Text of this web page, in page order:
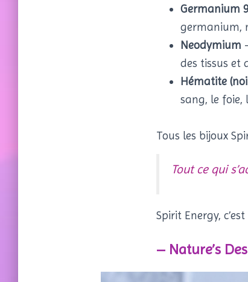
Germanium
germanium,
Neodymium
des tissus et
Hématite
sang, le foie,
Tous les bijoux
Tout ce qui
Spirit Energy,
– Nature’s